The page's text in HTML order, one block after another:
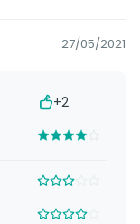
27/05/2021
+2